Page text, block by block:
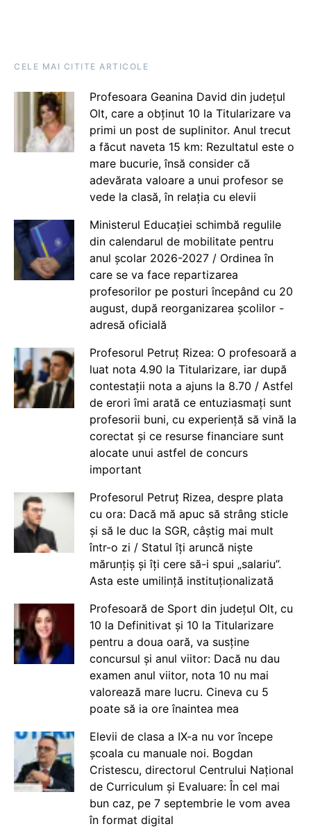
CELE MAI CITITE ARTICOLE
Profesoara Geanina David din județul
Olt, care a obținut 10 la Titularizare va
primi un post de suplinitor. Anul trecut
a făcut naveta 15 km: Rezultatul este o
mare bucurie, însă consider că
adevărata valoare a unui profesor se
vede la clasă, în relația cu elevii
Ministerul Educației schimbă regulile
din calendarul de mobilitate pentru
anul școlar 2026-2027 / Ordinea în
care se va face repartizarea
profesorilor pe posturi începând cu 20
august, după reorganizarea școlilor -
adresă oficială
Profesorul Petruț Rizea: O profesoară a
luat nota 4.90 la Titularizare, iar după
contestații nota a ajuns la 8.70 / Astfel
de erori îmi arată ce entuziasmați sunt
profesorii buni, cu experiență să vină la
corectat și ce resurse financiare sunt
alocate unui astfel de concurs
important
Profesorul Petruț Rizea, despre plata
cu ora: Dacă mă apuc să strâng sticle
și să le duc la SGR, câștig mai mult
într-o zi / Statul îți aruncă niște
mărunțiș și îți cere să-i spui „salariu”.
Asta este umilință instituționalizată
Profesoară de Sport din județul Olt, cu
10 la Definitivat și 10 la Titularizare
pentru a doua oară, va susține
concursul și anul viitor: Dacă nu dau
examen anul viitor, nota 10 nu mai
valorează mare lucru. Cineva cu 5
poate să ia ore înaintea mea
Elevii de clasa a IX-a nu vor începe
școala cu manuale noi. Bogdan
Cristescu, directorul Centrului Național
de Curriculum și Evaluare: În cel mai
bun caz, pe 7 septembrie le vom avea
în format digital